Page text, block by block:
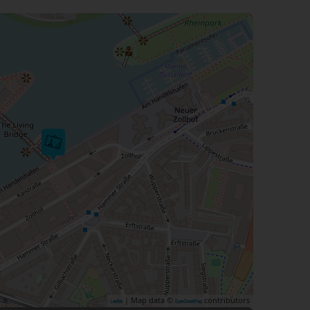
Leaflet | Map data © OpenStreetMap contributors